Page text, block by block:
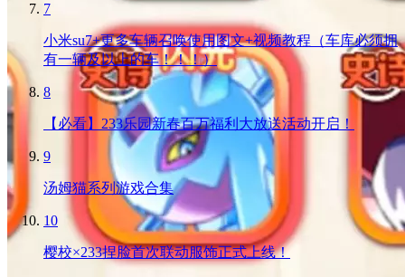
7
小米su7+更多车辆召唤使用图文+视频教程（车库必须拥
有一辆及以上的车！！！）
8
【必看】233乐园新春百万福利大放送活动开启！
9
汤姆猫系列游戏合集
10
樱校×233捏脸首次联动服饰正式上线！